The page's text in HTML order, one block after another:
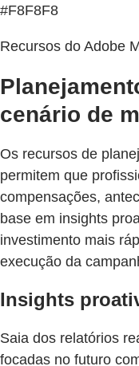
#F8F8F8
Recursos do Adobe
cenário de
Os recursos de
permitem que
compensações,
base em insights
investimento mais
execução da
Insights
Saia dos relatórios
focadas no futuro